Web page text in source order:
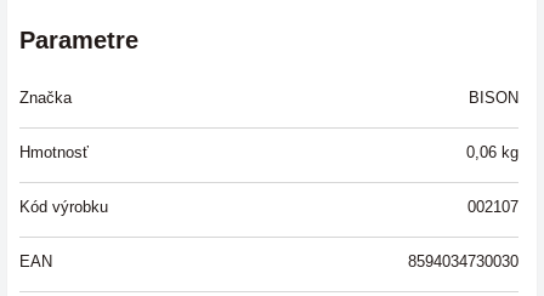
Parametre
Značka BISON
Hmotnosť 0,06 kg
Kód výrobku 002107
EAN 8594034730030